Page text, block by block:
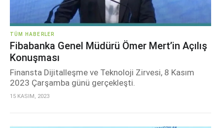
TÜM HABERLER
Fibabanka Genel Müdürü Ömer Mert’in Açılış
Konuşması
Finansta Dijitalleşme ve Teknoloji Zirvesi, 8 Kasım
2023 Çarşamba günü gerçekleşti.
15 KASIM, 2023